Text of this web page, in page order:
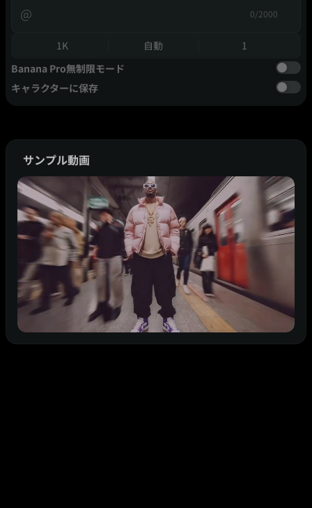
@ 0/2000
1K 自動
1
Banana Pro無制限モード
キャラクターに保存
サンプル動画